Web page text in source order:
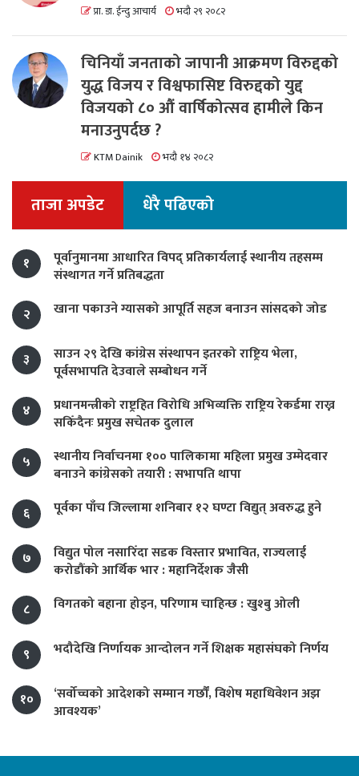
प्रा. डा. ईन्दु आचार्य भदौ २९ २०८२
चिनियाँ जनताको जापानी आक्रमण विरुद्दको
युद्ध विजय र विश्वफासिष्ट विरुद्दको युद्द
विजयको ८० औं वार्षिकोत्सव हामीले किन
मनाउनुपर्दछ ?
KTM Dainik भदौ १४ २०८२
ताजा अपडेट धेरै पढिएको
१
पूर्वानुमानमा आधारित विपद् प्रतिकार्यलाई स्थानीय तहसम्म
संस्थागत गर्ने प्रतिबद्धता
२
खाना पकाउने ग्यासको आपूर्ति सहज बनाउन सांसदको जोड
३
साउन २९ देखि कांग्रेस संस्थापन इतरको राष्ट्रिय भेला,
पूर्वसभापति देउवाले सम्बोधन गर्ने
४
प्रधानमन्त्रीको राष्ट्रहित विरोधि अभिव्यक्ति राष्ट्रिय रेकर्डमा राख्न
सकिँदैनः प्रमुख सचेतक दुलाल
५
स्थानीय निर्वाचनमा १०० पालिकामा महिला प्रमुख उम्मेदवार
बनाउने कांग्रेसको तयारी : सभापति थापा
६
पूर्वका पाँच जिल्लामा शनिबार १२ घण्टा विद्युत् अवरुद्ध हुने
७
विद्युत पोल नसारिँदा सडक विस्तार प्रभावित, राज्यलाई
करोडौंको आर्थिक भार : महानिर्देशक जैसी
८
विगतको बहाना होइन, परिणाम चाहिन्छ : खुश्बु ओली
९ भदौदेखि निर्णायक आन्दोलन गर्ने शिक्षक महासंघको निर्णय
१०
‘सर्वोच्चको आदेशको सम्मान गर्छौं, विशेष महाधिवेशन अझ
आवश्यक’